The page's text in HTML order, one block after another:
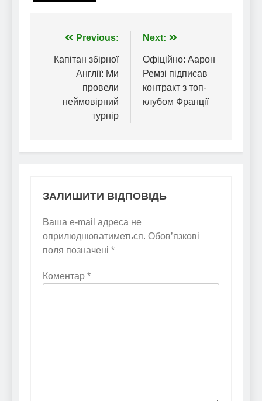
Навігація
записів
Previous:
Капітан збірної
Англії: Ми
провели
неймовірний
турнір
Next:
Офіційно: Аарон
Ремзі підписав
контракт з топ-
клубом Франції
ЗАЛИШИТИ ВІДПОВІДЬ
Ваша e-mail адреса не
оприлюднюватиметься. Обов’язкові
поля позначені *
Коментар *